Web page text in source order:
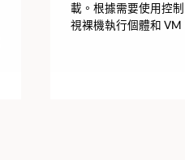
載。根據需要使用控
視裸機執行個體和 VM